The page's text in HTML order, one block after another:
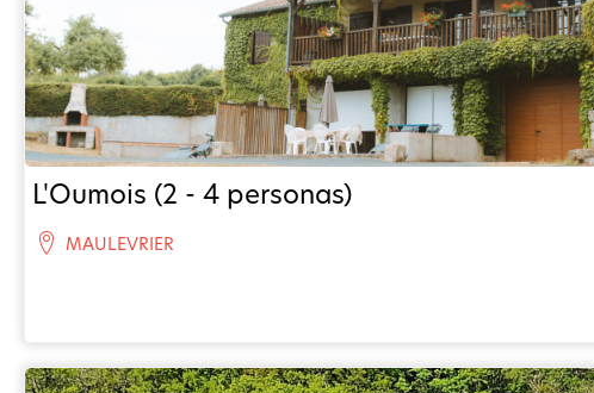
L'Oumois (2 - 4 personas)
MAULEVRIER